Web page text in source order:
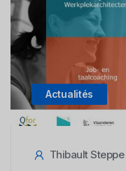
Actualités
Thibault Steppe